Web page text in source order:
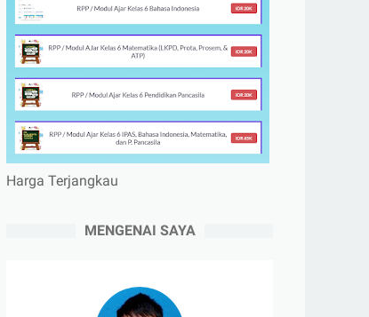
Harga Terjangkau
MENGENAI SAYA